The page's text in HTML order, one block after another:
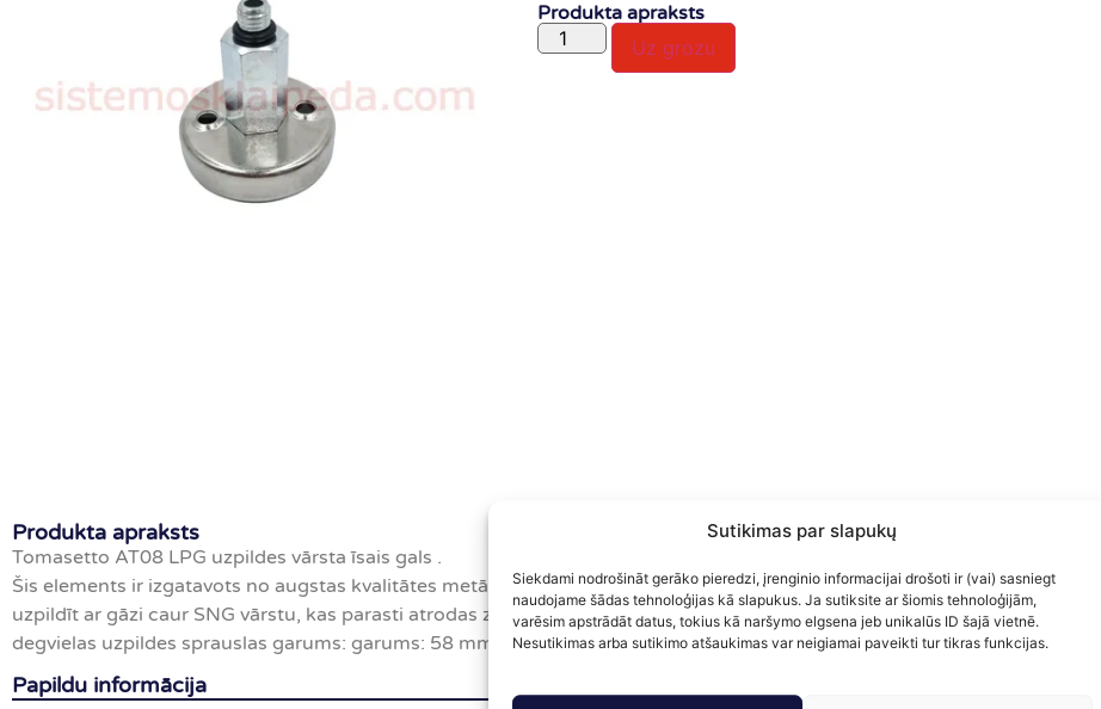
Sutikimas par slapukų
Siekdami nodrošināt gerāko pieredzi, įrenginio informacijai drošoti ir (vai) sasniegt
naudojame šādas tehnoloģijas kā slapukus. Ja sutiksite ar šiomis tehnoloģijām,
varēsim apstrādāt datus, tokius kā naršymo elgsena jeb unikalūs ID šajā vietnē.
Nesutikimas arba sutikimo atšaukimas var neigiamai paveikti tur tikras funkcijas.
Produkta apraksts
Uz grozu
Produkta apraksts
Tomasetto AT08 LPG uzpildes vārsta īsais gals .
Šis elements ir izgatavots no augstas kvalitātes metāla sakausējuma, kas ir izturīgs pret temperatūras svārstībām, un
uzpildīt ar gāzi caur SNG vārstu, kas parasti atrodas zem benzīna uzpildes vāciņa. Tehniskie dati: degvielas uzgalda
degvielas uzpildes sprauslas garums: garums: 58 mm
Papildu informācija